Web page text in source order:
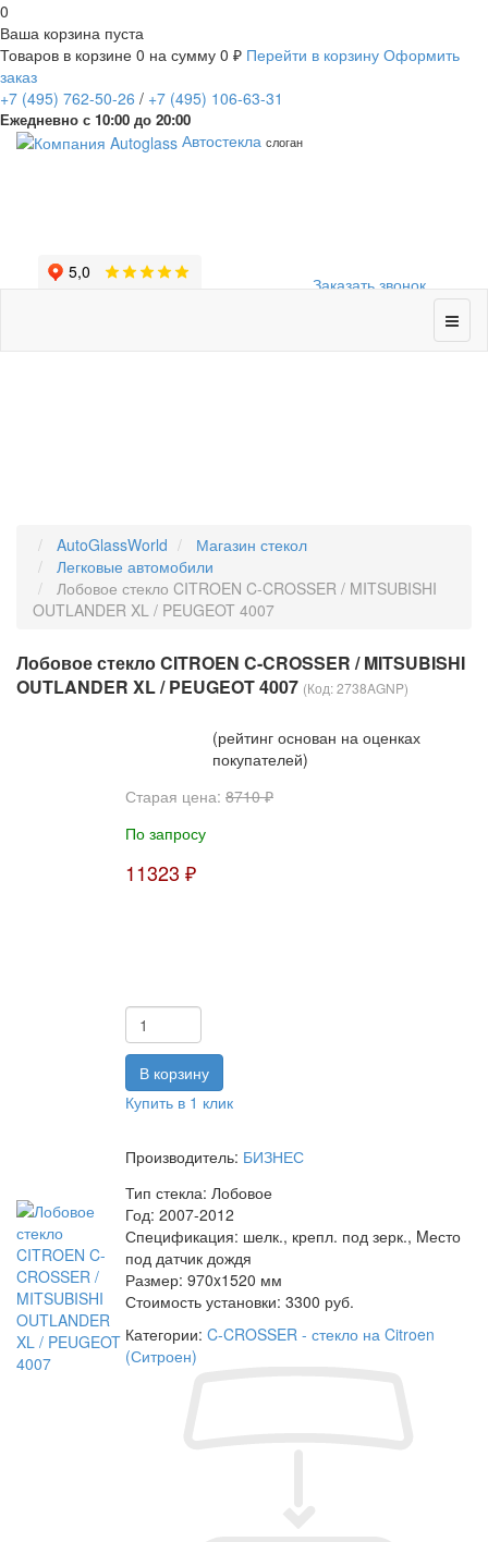
0
Ваша корзина пуста
Товаров в корзине 0 на сумму 0 ₽ Перейти в корзину Оформить
заказ
+7 (495) 762-50-26 / +7 (495) 106-63-31
Ежедневно с 10:00 до 20:00
Заказать звонок
Автостекла слоган
AutoGlassWorld
Магазин стекол
Легковые автомобили
Лобовое стекло CITROEN C-CROSSER / MITSUBISHI
OUTLANDER XL / PEUGEOT 4007
Лобовое стекло CITROEN C-CROSSER / MITSUBISHI
OUTLANDER XL / PEUGEOT 4007 (Код:2738AGNP)
(рейтинг основан на оценках
покупателей)
Старая цена: 8710 ₽
По запросу
11323 ₽
Купить в 1 клик
Производитель: БИЗНЕС
Тип стекла: Лобовое
Год: 2007-2012
Спецификация: шелк., крепл. под зерк., Mесто
под датчик дождя
Размер: 970x1520 мм
Стоимость установки: 3300 руб.
Категории: C-CROSSER - стекло на Citroen
(Ситроен)